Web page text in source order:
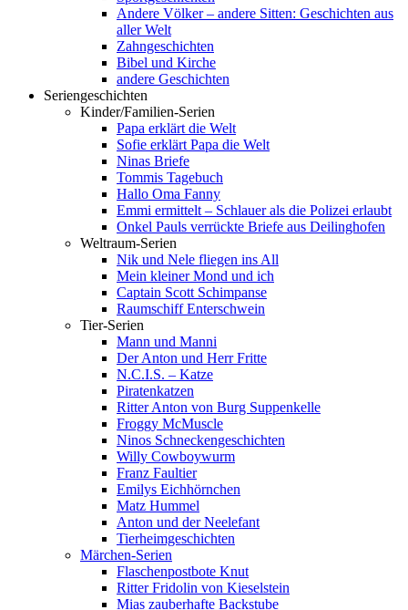
Andere Völker – andere Sitten: Geschichten aus
aller Welt
Zahngeschichten
Bibel und Kirche
andere Geschichten
Seriengeschichten
Kinder/Familien-Serien
Papa erklärt die Welt
Sofie erklärt Papa die Welt
Ninas Briefe
Tommis Tagebuch
Hallo Oma Fanny
Emmi ermittelt – Schlauer als die Polizei erlaubt
Onkel Pauls verrückte Briefe aus Deilinghofen
Weltraum-Serien
Nik und Nele fliegen ins All
Mein kleiner Mond und ich
Captain Scott Schimpanse
Raumschiff Enterschwein
Tier-Serien
Mann und Manni
Der Anton und Herr Fritte
N.C.I.S. – Katze
Piratenkatzen
Ritter Anton von Burg Suppenkelle
Froggy McMuscle
Ninos Schneckengeschichten
Willy Cowboywurm
Franz Faultier
Emilys Eichhörnchen
Matz Hummel
Anton und der Neelefant
Tierheimgeschichten
Märchen-Serien
Flaschenpostbote Knut
Ritter Fridolin von Kieselstein
Mias zauberhafte Backstube